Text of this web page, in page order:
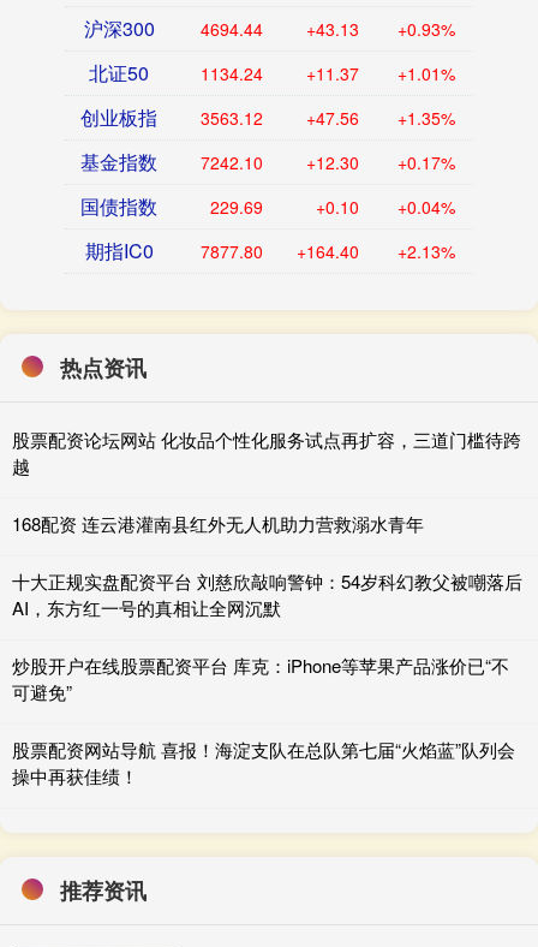
沪深300 4694.44 +43.13 +0.93%
北证50 1134.24 +11.37 +1.01%
创业板指 3563.12 +47.56 +1.35%
基金指数 7242.10 +12.30 +0.17%
国债指数 229.69 +0.10 +0.04%
期指IC0 7877.80 +164.40 +2.13%
热点资讯
股票配资论坛网站 化妆品个性化服务试点再扩容，三道门槛待跨
越
168配资 连云港灌南县红外无人机助力营救溺水青年
十大正规实盘配资平台 刘慈欣敲响警钟：54岁科幻教父被嘲落后
AI，东方红一号的真相让全网沉默
炒股开户在线股票配资平台 库克：iPhone等苹果产品涨价已“不
可避免”
股票配资网站导航 喜报！海淀支队在总队第七届“火焰蓝”队列会
操中再获佳绩！
推荐资讯